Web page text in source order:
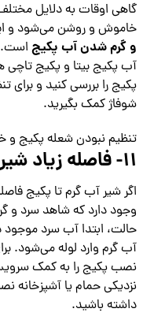
گاهی اوقات به دلایل
خاموش و روشن می‌شود و
و گرم شدن آب پکیج است.
آب پکیج بیتا و پکیج
پکیج را بررسی کنید و برای
شوفاژ کمک بگیرید.
تنظیم نبودن شعله پکیج
۱۱- فاصله زیاد شیر آب تا پکیج:
اگر شیر آب گرم تا پکیج
وجود دارد که شاهد سرد و
حالت، ابتدا آب سرد
آب گرم وارد لوله می‌شود.
نصب پکیج را به کمک
نزدیکی حمام یا آشپزخانه
داشته باشید.